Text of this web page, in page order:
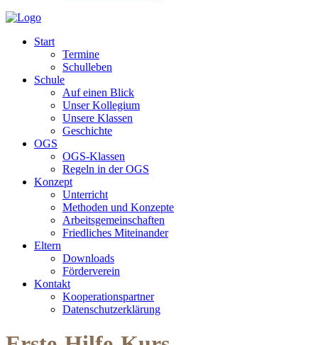
Start
Termine
Schulleben
Schule
Auf einen Blick
Unser Kollegium
Unsere Klassen
Geschichte
OGS
OGS-Klassen
Regeln in der OGS
Konzept
Unterricht
Methoden und Konzepte
Arbeitsgemeinschaften
Friedliches Miteinander
Eltern
Downloads
Förderverein
Kontakt
Kooperationspartner
Datenschutzerklärung